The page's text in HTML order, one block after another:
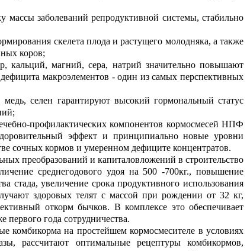
заболеваний репродуктивной системы, стабильно
скелета плода и растущего молодняка, а также
коров;
кальций, магний, сера, натрий значительно повышают
макроэлементов - один из самых перспективных
селен гарантируют высокий гормональный статус
профилактических компонентов кормосмесей НПФ
эффект и принципиально новые уровни
сочных кормов и умеренном дефиците концентратов.
преобразований и капиталовложений в строительство
среднегодового удоя на 500 -700кг., повышение
стада, увеличение срока продуктивного использования
здоровых телят с массой при рождении от 32 кг,
откорм бычков. В комплексе это обеспечивает
года сотрудничества.
на простейшем кормосмесителе в условиях
рассчитают оптимальные рецептуры комбикормов,